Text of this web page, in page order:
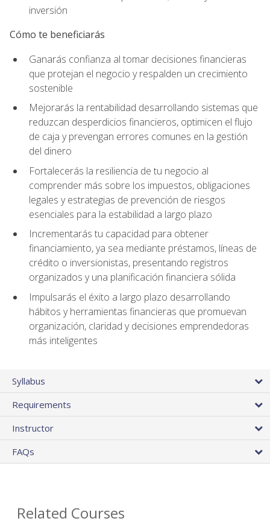
inversión
Cómo te beneficiarás
Ganarás confianza al tomar decisiones financieras
que protejan el negocio y respalden un crecimiento
sostenible
Mejorarás la rentabilidad desarrollando sistemas que
reduzcan desperdicios financieros, optimicen el flujo
de caja y prevengan errores comunes en la gestión
del dinero
Fortalecerás la resiliencia de tu negocio al
comprender más sobre los impuestos, obligaciones
legales y estrategias de prevención de riesgos
esenciales para la estabilidad a largo plazo
Incrementarás tu capacidad para obtener
financiamiento, ya sea mediante préstamos, líneas de
crédito o inversionistas, presentando registros
organizados y una planificación financiera sólida
Impulsarás el éxito a largo plazo desarrollando
hábitos y herramientas financieras que promuevan
organización, claridad y decisiones emprendedoras
más inteligentes
Syllabus
Requirements
Instructor
FAQs
Related Courses